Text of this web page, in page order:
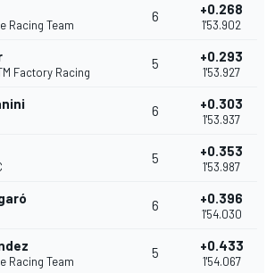
Racing Team
6 +0.268
1'53.902
Factory Racing
5 +0.293
1'53.927
6 +0.303
1'53.937
5 +0.353
1'53.987
6 +0.396
1'54.030
Racing Team
5 +0.433
1'54.067